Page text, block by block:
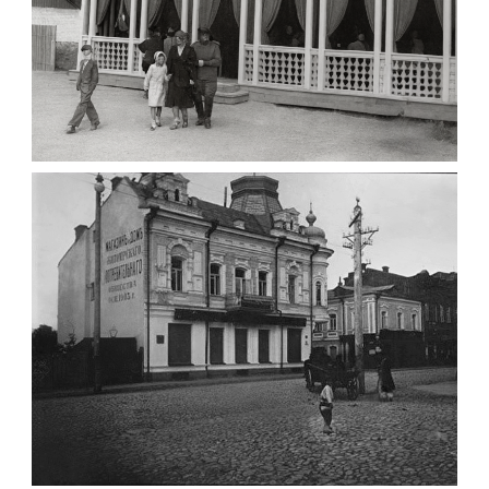
ПАВІЛЬЙОН МОРОЗИВА ЖИТОМИР 1947
Фото Житомир (1945-
1960)
Leave a comment
ФОТО ЖИТОМИРА 1905 ВУЛ.